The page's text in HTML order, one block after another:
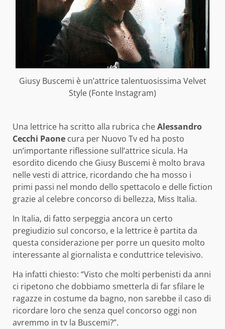
Giusy Buscemi è un’attrice talentuosissima Velvet
Style (Fonte Instagram)
Una lettrice ha scritto alla rubrica cheAlessandro
Cecchi Paone cura per Nuovo Tv ed ha posto
un’importante riflessione sull’attrice sicula. Ha
esordito dicendo che Giusy Buscemi è molto brava
nelle vesti di attrice, ricordando che ha mosso i
primi passi nel mondo dello spettacolo e delle fiction
grazie al celebre concorso di bellezza, Miss Italia.
In Italia, di fatto serpeggia ancora un certo
pregiudizio sul concorso, e la lettrice è partita da
questa considerazione per porre un quesito molto
interessante al giornalista e conduttrice televisivo.
Ha infatti chiesto: “Visto che molti perbenisti da anni
ci ripetono che dobbiamo smetterla di far sfilare le
ragazze in costume da bagno, non sarebbe il caso di
ricordare loro che senza quel concorso oggi non
avremmo in tv la Buscemi?”.